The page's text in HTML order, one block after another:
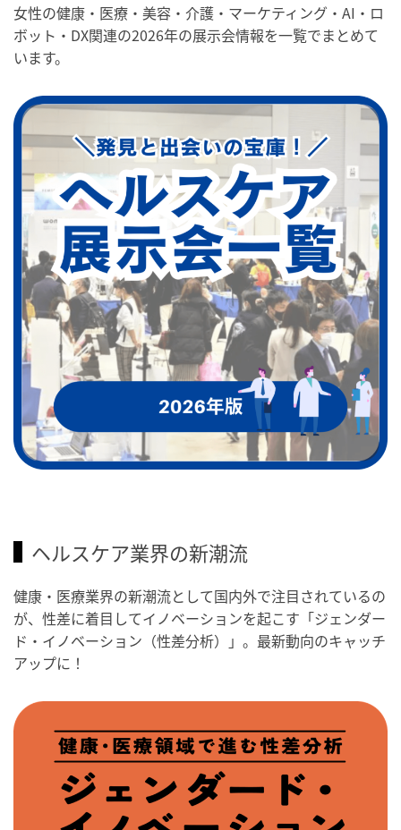
女性の健康・医療・美容・介護・マーケティング・AI・ロ
ボット・DX関連の2026年の展示会情報を一覧でまとめて
います。
ヘルスケア業界の新潮流
健康・医療業界の新潮流として国内外で注目されているの
が、性差に着目してイノベーションを起こす「ジェンダー
ド・イノベーション（性差分析）」。最新動向のキャッチ
アップに！